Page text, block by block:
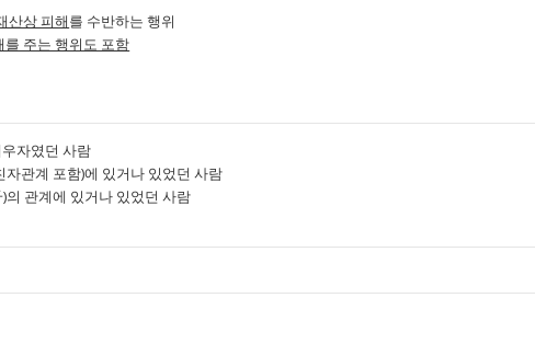
산상 피해를 수반하는 행위
를 주는 행위도 포함
자였던 사람
관계 포함)에 있거나 있었던 사람
의 관계에 있거나 있었던 사람